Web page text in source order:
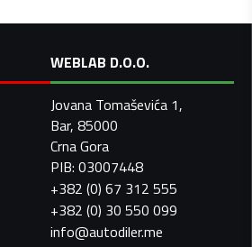
WEBLAB D.O.O.
Jovana Tomaševića 1,
Bar, 85000
Crna Gora
PIB: 03007448
+382 (0) 67 312 555
+382 (0) 30 550 099
info@autodiler.me